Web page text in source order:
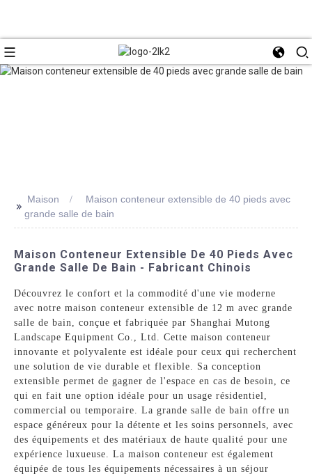
>> Maison
Maison conteneur extensible de 40 pieds avec
grande salle de bain
Maison Conteneur Extensible De 40 Pieds Avec
Grande Salle De Bain - Fabricant Chinois
Découvrez le confort et la commodité d'une vie moderne
avec notre maison conteneur extensible de 12 m avec grande
salle de bain, conçue et fabriquée par Shanghai Mutong
Landscape Equipment Co., Ltd. Cette maison conteneur
innovante et polyvalente est idéale pour ceux qui recherchent
une solution de vie durable et flexible. Sa conception
extensible permet de gagner de l'espace en cas de besoin, ce
qui en fait une option idéale pour un usage résidentiel,
commercial ou temporaire. La grande salle de bain offre un
espace généreux pour la détente et les soins personnels, avec
des équipements et des matériaux de haute qualité pour une
expérience luxueuse. La maison conteneur est également
équipée de tous les équipements nécessaires à un séjour